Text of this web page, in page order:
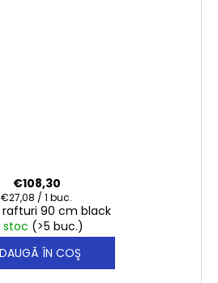
rafturi 90 cm black
stoc (>5 buc.)
€108,30
Evaluare
preţ:
€27,08 / 1 buc.
ÎN COŞ